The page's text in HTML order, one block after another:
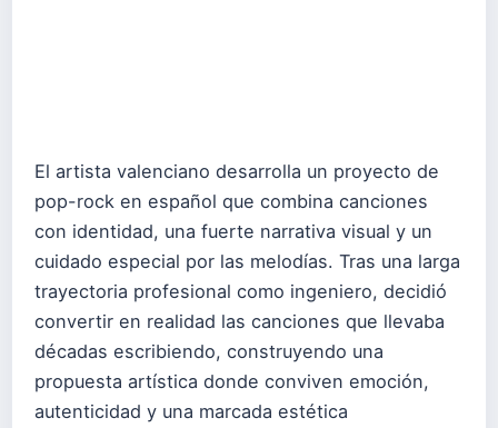
El artista valenciano desarrolla un proyecto de
pop-rock en español que combina canciones
con identidad, una fuerte narrativa visual y un
cuidado especial por las melodías. Tras una larga
trayectoria profesional como ingeniero, decidió
convertir en realidad las canciones que llevaba
décadas escribiendo, construyendo una
propuesta artística donde conviven emoción,
autenticidad y una marcada estética